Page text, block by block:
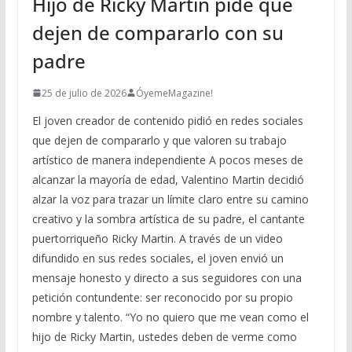
dejen de compararlo con su
padre
25 de julio de 2026 ÓyemeMagazine!
El joven creador de contenido pidió en redes sociales
que dejen de compararlo y que valoren su trabajo
artístico de manera independiente A pocos meses de
alcanzar la mayoría de edad, Valentino Martin decidió
alzar la voz para trazar un límite claro entre su camino
creativo y la sombra artística de su padre, el cantante
puertorriqueño Ricky Martin. A través de un video
difundido en sus redes sociales, el joven envió un
mensaje honesto y directo a sus seguidores con una
petición contundente: ser reconocido por su propio
nombre y talento. “Yo no quiero que me vean como el
hijo de Ricky Martin, ustedes deben de verme como